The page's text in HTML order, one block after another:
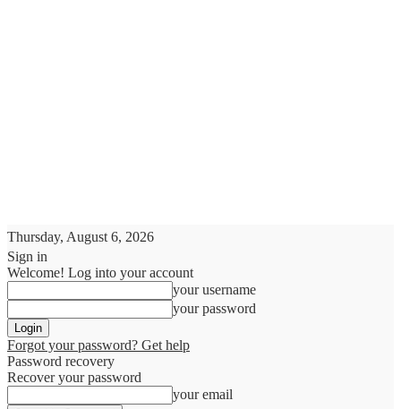
Thursday, August 6, 2026
Sign in
Welcome! Log into your account
your username
your password
Forgot your password? Get help
Password recovery
Recover your password
your email